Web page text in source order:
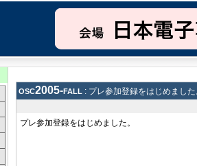
osc2005-fall : プレ参加登録をはじめまし
プレ参加登録をはじめました。